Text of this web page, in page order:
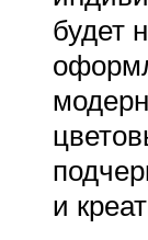
будет
и